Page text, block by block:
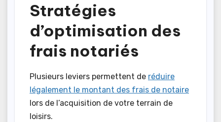
Stratégies
d’optimisation des
frais notariés
Plusieurs leviers permettent de réduire
légalement le montant des frais de notaire
lors de l’acquisition de votre terrain de
loisirs.